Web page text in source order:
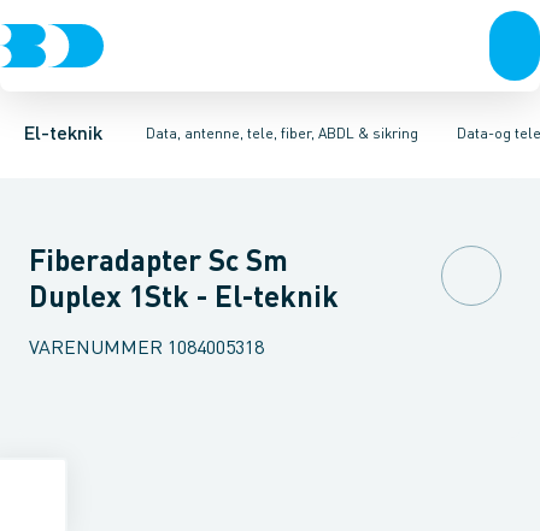
El-teknik Data, antenne, tele, fiber, ABDL & sikring
Afbrydere, stikkontakter & lampeudtag Forgreningsmateriel
Data-og
Antenne og satellitsystemerKommunikationsteknik/
Dataudtag kobberTilbehør til modulær tilkoblingssystem
Fiberadapter Sc Sm
Duplex 1Stk - El-teknik
VARENUMMER 1084005318